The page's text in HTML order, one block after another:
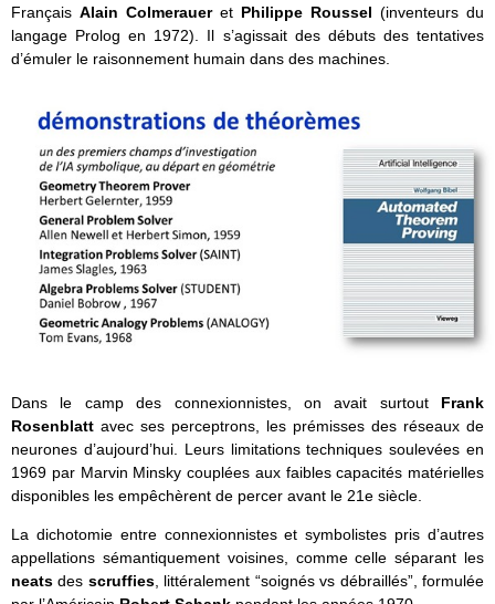
Français Alain Colmerauer et Philippe Roussel (inventeurs du
langage Prolog en 1972). Il s’agissait des débuts des tentatives
d’émuler le raisonnement humain dans des machines.
Dans le camp des connexionnistes, on avait surtout Frank
Rosenblatt avec ses perceptrons, les prémisses des réseaux de
neurones d’aujourd’hui. Leurs limitations techniques soulevées en
1969 par Marvin Minsky couplées aux faibles capacités matérielles
disponibles les empêchèrent de percer avant le 21e siècle.
La dichotomie entre connexionnistes et symbolistes pris d’autres
appellations sémantiquement voisines, comme celle séparant les
neats des scruffies, littéralement “soignés vs débraillés”, formulée